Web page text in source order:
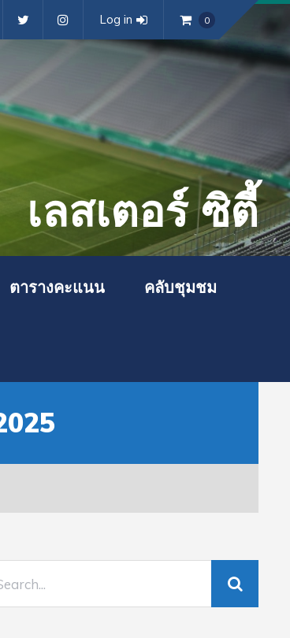
เลสเตอร์ ซิตี้
Log in 0
ตารางคะแนน คลับชุมชม